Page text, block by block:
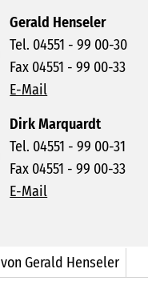
Gerald Henseler
Tel. 04551 - 99 00-30
Fax 04551 - 99 00-33
E-Mail
Dirk Marquardt
Tel. 04551 - 99 00-31
Fax 04551 - 99 00-33
E-Mail
von Gerald Henseler